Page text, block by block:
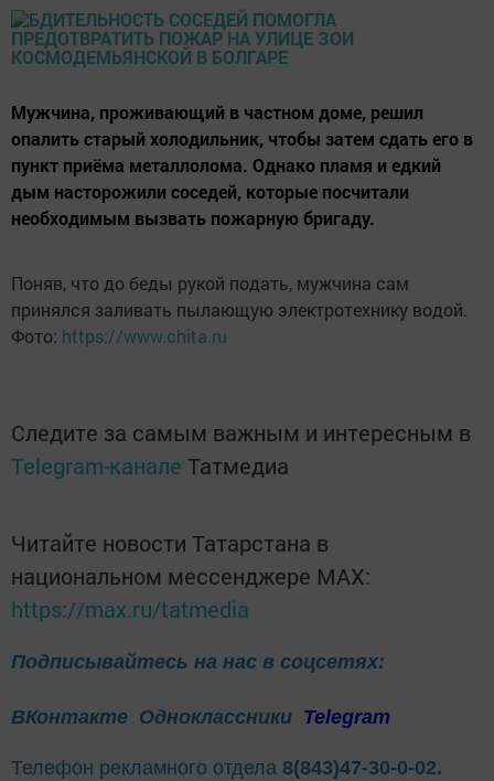
Мужчина, проживающий в частном доме, решил
опалить старый холодильник, чтобы затем сдать его в
пункт приёма металлолома. Однако пламя и едкий
дым насторожили соседей, которые посчитали
необходимым вызвать пожарную бригаду.
Поняв, что до беды рукой подать, мужчина сам
принялся заливать пылающую электротехнику водой.
Фото: https://www.chita.ru
Следите за самым важным и интересным в
Telegram-канале Татмедиа
Читайте новости Татарстана в
национальном мессенджере MАХ:
https://max.ru/tatmedia
Подписывайтесь на нас в соцсетях:
ВКонтакте Одноклассники Telegram
Телефон рекламного отдела 8(843)47-30-0-02.